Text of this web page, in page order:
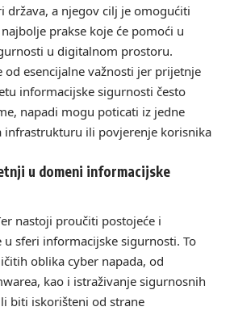
država, a njegov cilj je omogućiti
prakse koje će pomoći u
u digitalnom prostoru.
od esencijalne važnosti jer prijetnje
informacijske sigurnosti često
napadi mogu poticati iz jedne
infrastrukturu ili povjerenje korisnika
u domeni informacijske
nastoji proučiti postojeće i
sferi informacijske sigurnosti. To
oblika cyber napada, od
kao i istraživanje sigurnosnih
biti iskorišteni od strane